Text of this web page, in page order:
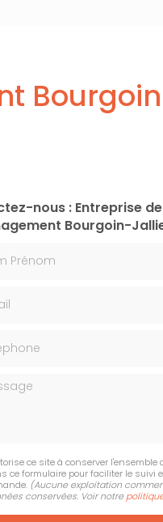
nous : Entreprise
Bourgoin-
ce site à conserver
ce formulaire pour faciliter le suivi
(Aucune exploitation
conservées. Voir notre